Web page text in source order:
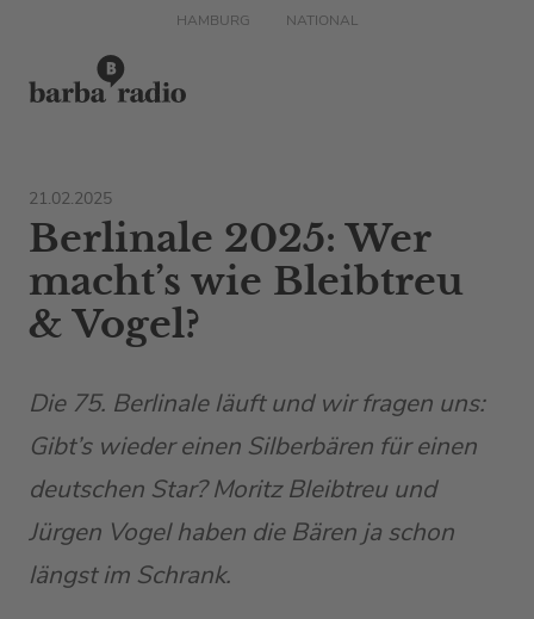
HAMBURG NATIONAL
21.02.2025
Berlinale 2025: Wer
macht’s wie Bleibtreu
& Vogel?
Die 75. Berlinale läuft und wir fragen uns:
Gibt’s wieder einen Silberbären für einen
deutschen Star? Moritz Bleibtreu und
Jürgen Vogel haben die Bären ja schon
längst im Schrank.